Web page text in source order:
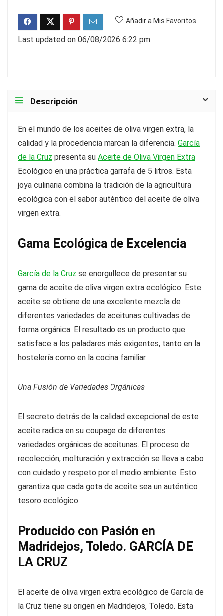
Añadir a Mis Favoritos
Last updated on 06/08/2026 6:22 pm
Descripción
En el mundo de los aceites de oliva virgen extra, la
calidad y la procedencia marcan la diferencia. García
de la Cruz presenta su Aceite de Oliva Virgen Extra
Ecológico en una práctica garrafa de 5 litros. Esta
joya culinaria combina la tradición de la agricultura
ecológica con el sabor auténtico del aceite de oliva
virgen extra.
Gama Ecológica de Excelencia
García de la Cruz se enorgullece de presentar su
gama de aceite de oliva virgen extra ecológico. Este
aceite se obtiene de una excelente mezcla de
diferentes variedades de aceitunas cultivadas de
forma orgánica. El resultado es un producto que
satisface a los paladares más exigentes, tanto en la
hostelería como en la cocina familiar.
Una Fusión de Variedades Orgánicas
El secreto detrás de la calidad excepcional de este
aceite radica en su coupage de diferentes
variedades orgánicas de aceitunas. El proceso de
recolección, molturación y extracción se lleva a cabo
con cuidado y respeto por el medio ambiente. Esto
garantiza que cada gota de aceite sea un auténtico
tesoro ecológico.
Producido con Pasión en
Madridejos, Toledo. GARCÍA DE
LA CRUZ
El aceite de oliva virgen extra ecológico de García de
la Cruz tiene su origen en Madridejos, Toledo. Esta